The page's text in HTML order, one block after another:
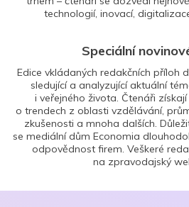
technologií, inovací,
Speciální
Edice vkládaných redakčních příloh
sledující a analyzující aktuální
i veřejného života. Čtenáři
o trendech z oblasti vzdělávání,
zkušenosti a mnoha dalších.
se mediální dům Economia
odpovědnost firem. Veškeré
na zpravodajský